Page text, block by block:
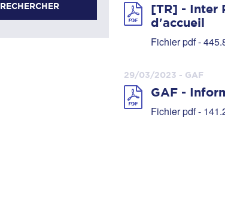
RECHERCHER
[TR] - Inter
d'accueil
Fichier pdf -
29/03/2023 - GAF
GAF -
Fichier pdf -